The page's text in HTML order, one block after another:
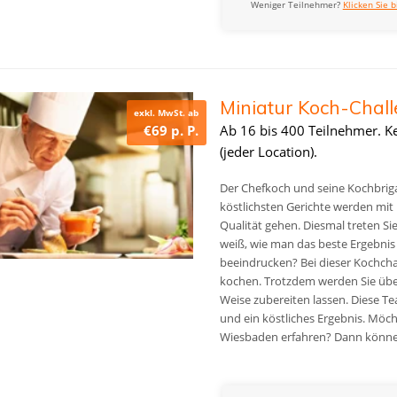
Weniger Teilnehmer? Klicken Sie
exkl. MwSt. ab
€69 p. P.
Miniatur Koch-
Ab 16 bis 400 Teilnehmer.
(jeder Location).
Der Chefkoch und seine
köstlichsten Gerichte werden
Qualität gehen. Diesmal treten
weiß, wie man das beste
beeindrucken? Bei dieser
kochen. Trotzdem werden Sie
Weise zubereiten lassen. Diese
und ein köstliches Ergebnis.
Wiesbaden erfahren? Dann